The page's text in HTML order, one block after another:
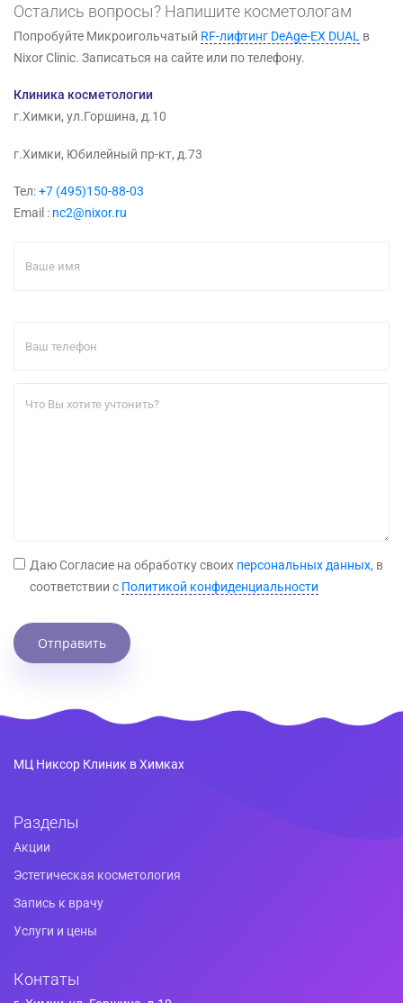
Остались вопросы? Напишите косметологам
Попробуйте Микроигольчатый RF-лифтинг DeAge-EX DUAL в
Nixor Clinic. Записаться на сайте или по телефону.
Клиника косметологии
г.Химки, ул.Горшина, д.10
г.Химки, Юбилейный пр-кт, д.73
Тел:+7 (495)150-88-03
Email : nc2@nixor.ru
Даю Cогласие на обработку своих персональных данных, в
соответствии с Политикой конфиденциальности
Отправить
МЦ Никсор Клиник в Химках
Разделы
Акции
Эстетическая косметология
Запись к врачу
Услуги и цены
Контаты